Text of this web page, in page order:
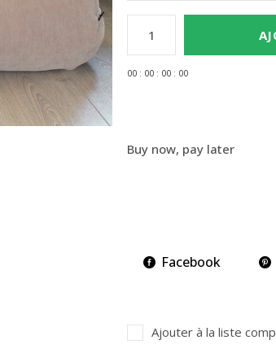
00 : 00 : 00 : 00
Buy now, pay later
Facebook
Ajouter à la liste